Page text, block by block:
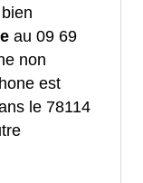
au 09 69
non
est
le 78114